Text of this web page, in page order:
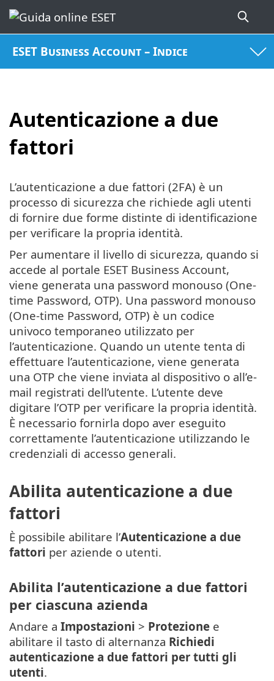
ESET Business Account – Indice
Autenticazione a due
fattori
L’autenticazione a due fattori (2FA) è un
processo di sicurezza che richiede agli utenti
di fornire due forme distinte di identificazione
per verificare la propria identità.
Per aumentare il livello di sicurezza, quando si
accede al portale ESET Business Account,
viene generata una password monouso (One-
time Password, OTP). Una password monouso
(One-time Password, OTP) è un codice
univoco temporaneo utilizzato per
l’autenticazione. Quando un utente tenta di
effettuare l’autenticazione, viene generata
una OTP che viene inviata al dispositivo o all’e-
mail registrati dell’utente. L’utente deve
digitare l’OTP per verificare la propria identità.
È necessario fornirla dopo aver eseguito
correttamente l’autenticazione utilizzando le
credenziali di accesso generali.
Abilita autenticazione a due
fattori
È possibile abilitare l’Autenticazione a due
fattori per aziende o utenti.
Abilita l’autenticazione a due fattori
per ciascuna azienda
Andare a Impostazioni > Protezione e
abilitare il tasto di alternanza Richiedi
autenticazione a due fattori per tutti gli
utenti.